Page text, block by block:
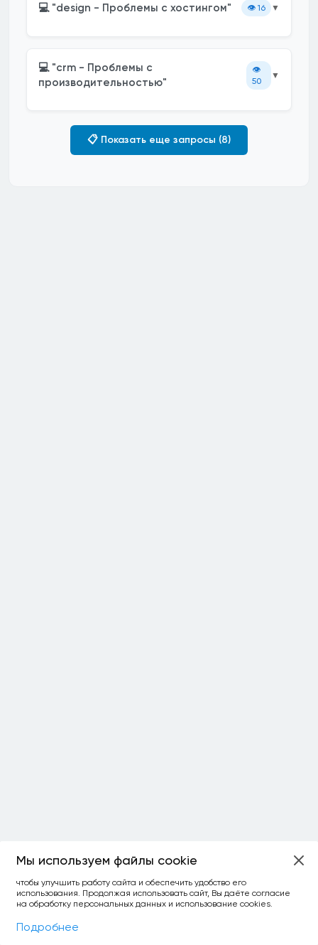
Фильтры
💻 "design - Проблемы с хостингом" 👁️ 16 ▼
💻 "crm - Проблемы с
производительностью"
👁️
50
▼
📋 Показать еще запросы (8)
Мы используем файлы cookie
чтобы улучшить работу сайта и обеспечить удобство его
использования. Продолжая использовать сайт, Вы даёте согласие
на обработку персональных данных и использование cookies.
Подробнее
ОСТАЛОСЬ:
уточнить фильтр сравнить топ-3
спросить ИИ